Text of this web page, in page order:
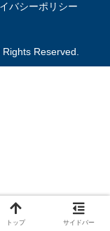
バシーポリシー
Reserved.
トップ サイドバー